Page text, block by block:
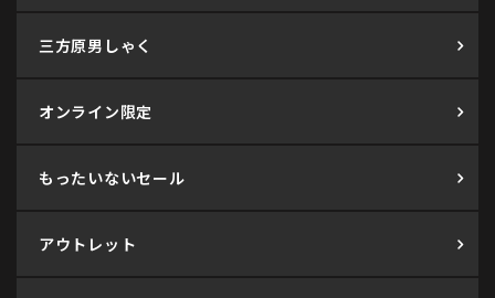
三方原男しゃく
オンライン限定
もったいないセール
アウトレット